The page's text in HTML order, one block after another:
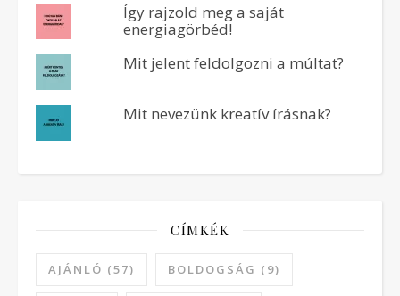
Így rajzold meg a saját
energiagörbéd!
Mit jelent feldolgozni a múltat?
Mit nevezünk kreatív írásnak?
CÍMKÉK
AJÁNLÓ (57) BOLDOGSÁG (9)